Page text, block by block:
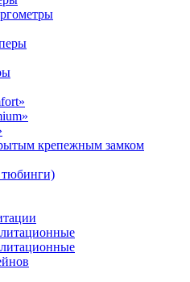
крепежным замком
тюбинги)